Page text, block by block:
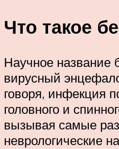
Что такое
Научное название
вирусный
говоря, инфекция
головного и
вызывая самые
неврологические